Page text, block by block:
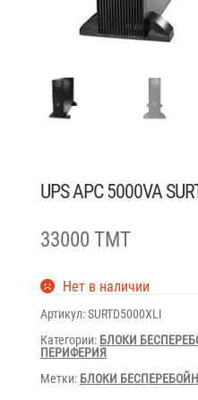
UPS APC 5000VA
33000 TMT
Нет в наличии
Артикул:SURTD5000XLI
Категории: БЛОКИ
ПЕРИФЕРИЯ
Метки: БЛОКИ